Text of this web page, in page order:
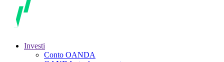
Investi
Conto OANDA